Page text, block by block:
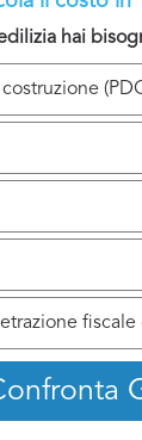
cosi da
presenta un
sentire il
male, e
il giusto
che il costo
ad un altro.
fatto un
e avere
ci puo
hai
fiscale